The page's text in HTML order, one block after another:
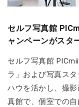
セルフ写真館
ャンペーンがスタ
セルフ写真館
ラ」および写真ス
ハウを活かし、撮
真館で、個室での自